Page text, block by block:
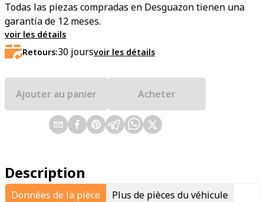
Todas las piezas compradas en Desguazon tienen una
garantía de 12 meses.
voir les détails
Retours:30 joursvoir les détails
Ajouter au panier Acheter
Description
Données de la pièce Plus de pièces du véhicule